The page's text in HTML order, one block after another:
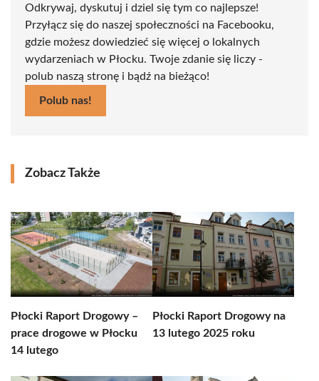
Odkrywaj, dyskutuj i dziel się tym co najlepsze!
Przyłącz się do naszej społeczności na Facebooku,
gdzie możesz dowiedzieć się więcej o lokalnych
wydarzeniach w Płocku. Twoje zdanie się liczy -
polub naszą stronę i bądź na bieżąco!
Polub nas!
Zobacz Także
Płocki Raport Drogowy –
prace drogowe w Płocku
14 lutego
Płocki Raport Drogowy na
13 lutego 2025 roku